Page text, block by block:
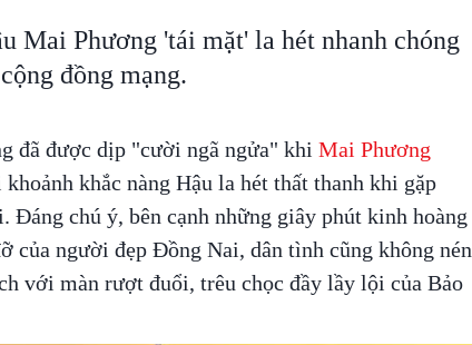
Mai Phương 'tái mặt' la hét nhanh chóng
đồng mạng.
đã được dịp "cười ngã ngửa" khi Mai Phương
khắc nàng Hậu la hét thất thanh khi gặp
Đáng chú ý, bên cạnh những giây phút kinh hoàng
của người đẹp Đồng Nai, dân tình cũng không nén
với màn rượt đuổi, trêu chọc đầy lầy lội của Bảo